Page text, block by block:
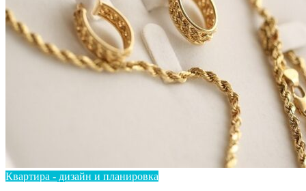
Квартира - дизайн и планировка